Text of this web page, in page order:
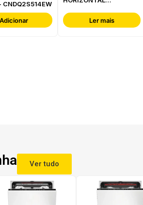
CNDQ2S514EW
Adicionar
W3RHS24EW
Ler mais
Ver tudo